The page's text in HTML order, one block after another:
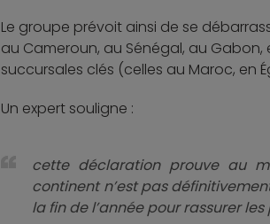
Le groupe prévoit ainsi de se
au Cameroun, au Sénégal, au Gabon,
succursales clés (celles au Maroc, en
Un expert souligne :
cette déclaration prouve au
continent n’est pas
la fin de l’année pour rassurer